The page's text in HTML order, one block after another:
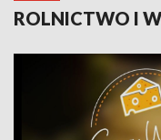
ROLNICTWO I